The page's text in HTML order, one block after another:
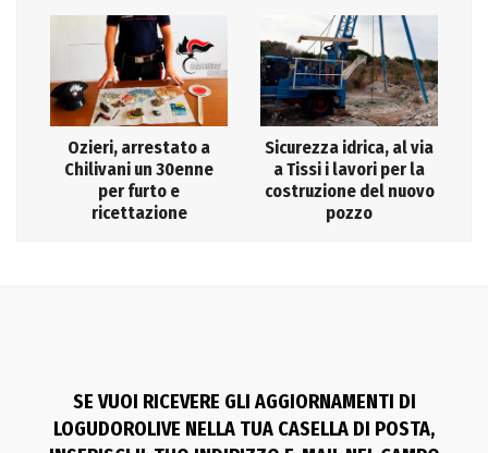
Ozieri, arrestato a
Chilivani un 30enne
per furto e
ricettazione
Sicurezza idrica, al via
a Tissi i lavori per la
costruzione del nuovo
pozzo
SE VUOI RICEVERE GLI AGGIORNAMENTI DI
LOGUDOROLIVE NELLA TUA CASELLA DI POSTA,